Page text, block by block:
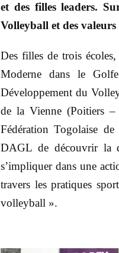
et des filles leaders.
Volleyball et des
Des filles de trois
Moderne dans le
Développement du
de la Vienne (Poitiers –
Fédération Togolaise
DAGL de découvrir la
s’impliquer dans une
travers les pratiques
volleyball ».